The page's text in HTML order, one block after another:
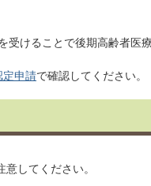
けることで後期高齢者医
定申請で確認してください。
してください。